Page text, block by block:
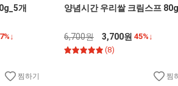
개
찜하기
양념시간 우리쌀 크림스프 80g
6,700원 3,700원 45%↓
(8)
찜